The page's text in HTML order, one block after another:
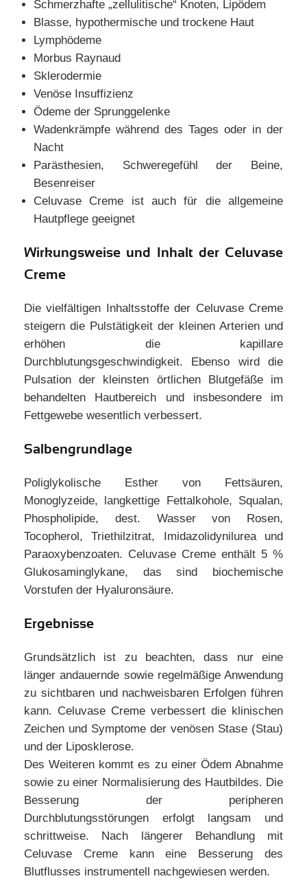
Schmerzhafte „zellulitische“ Knoten, Lipödem
Blasse, hypothermische und trockene Haut
Lymphödeme
Morbus Raynaud
Sklerodermie
Venöse Insuffizienz
Ödeme der Sprunggelenke
Wadenkrämpfe während des Tages oder in der
Nacht
Parästhesien, Schweregefühl der Beine,
Besenreiser
Celuvase Creme ist auch für die allgemeine
Hautpflege geeignet
Wirkungsweise und Inhalt der Celuvase
Creme
Die vielfältigen Inhaltsstoffe der Celuvase Creme
steigern die Pulstätigkeit der kleinen Arterien und
erhöhen die kapillare
Durchblutungsgeschwindigkeit. Ebenso wird die
Pulsation der kleinsten örtlichen Blutgefäße im
behandelten Hautbereich und insbesondere im
Fettgewebe wesentlich verbessert.
Salbengrundlage
Poliglykolische Esther von Fettsäuren,
Monoglyzeide, langkettige Fettalkohole, Squalan,
Phospholipide, dest. Wasser von Rosen,
Tocopherol, Triethilzitrat, Imidazolidynilurea und
Paraoxybenzoaten. Celuvase Creme enthält 5 %
Glukosaminglykane, das sind biochemische
Vorstufen der Hyaluronsäure.
Ergebnisse
Grundsätzlich ist zu beachten, dass nur eine
länger andauernde sowie regelmäßige Anwendung
zu sichtbaren und nachweisbaren Erfolgen führen
kann. Celuvase Creme verbessert die klinischen
Zeichen und Symptome der venösen Stase (Stau)
und der Liposklerose.
Des Weiteren kommt es zu einer Ödem Abnahme
sowie zu einer Normalisierung des Hautbildes. Die
Besserung der peripheren
Durchblutungsstörungen erfolgt langsam und
schrittweise. Nach längerer Behandlung mit
Celuvase Creme kann eine Besserung des
Blutflusses instrumentell nachgewiesen werden.